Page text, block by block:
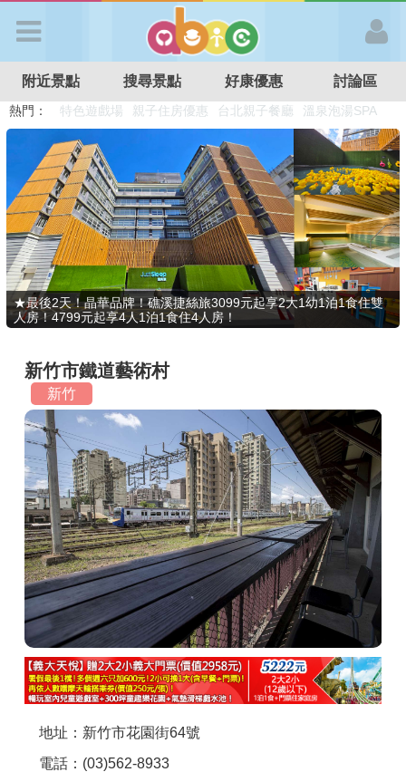
APP登入
首 頁
搜尋景點
好康優惠
最新消息
最新留言
商家合作
推薦景點
討論區
聯絡我們
APP下載
附近景點 搜尋景點 好康優惠 討論區
熱門： 特色遊戲場 親子住房優惠 台北親子餐廳
溫泉泡湯SPA
溜滑梯民宿
觀光工廠 DIY摘果 日本親子景點
★最後2天！晶華品牌！礁溪捷絲旅3099元起享2大1幼1泊1食住雙
人房！4799元起享4人1泊1食住4人房！
新竹市鐵道藝術村
新竹
地址：新竹市花園街64號
電話：(03)562-8933